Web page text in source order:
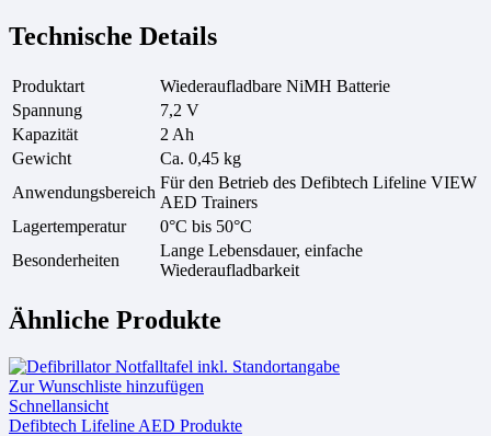
Technische Details
Produktart
Wiederaufladbare NiMH Batterie
Spannung
7,2 V
Kapazität
2 Ah
Gewicht
Ca. 0,45 kg
Anwendungsbereich
Für den Betrieb des Defibtech Lifeline VIEW
AED Trainers
Lagertemperatur
0°C bis 50°C
Besonderheiten
Lange Lebensdauer, einfache
Wiederaufladbarkeit
Ähnliche Produkte
Zur Wunschliste hinzufügen
Schnellansicht
Defibtech Lifeline AED Produkte